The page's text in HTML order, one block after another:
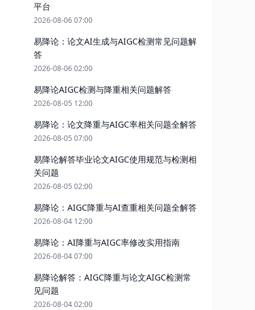
平台
2026-08-06 07:00
易降论：论文AI生成与AIGC检测常见问题解
答
2026-08-06 02:00
易降论AIGC检测与降重相关问题解答
2026-08-05 12:00
易降论：论文降重与AIGC率相关问题全解答
2026-08-05 07:00
易降论解答毕业论文AIGC使用规范与检测相
关问题
2026-08-05 02:00
易降论：AIGC降重与AI查重相关问题全解答
2026-08-04 12:00
易降论：AI降重与AIGC率修改实用指南
2026-08-04 07:00
易降论解答：AIGC降重与论文AIGC检测常
见问题
2026-08-04 02:00